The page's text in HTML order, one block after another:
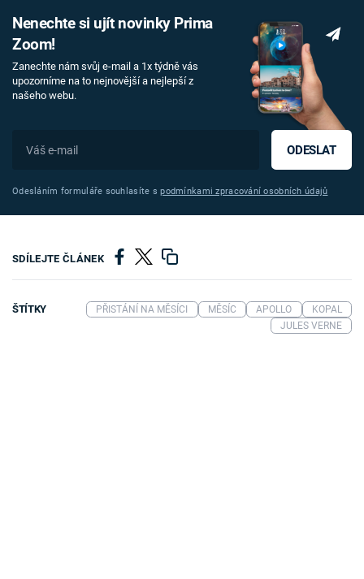
Nenechte si ujít novinky Prima
Zoom!
Zanechte nám svůj e-mail a 1x týdně vás
upozorníme na to nejnovější a nejlepší z
našeho webu.
ODESLAT
Odesláním formuláře souhlasíte spodmínkami zpracování osobních údajů
SDÍLEJTE ČLÁNEK
ŠTÍTKY PŘISTÁNÍ NA MĚSÍCI MĚSÍC APOLLO
KOPAL
JULES VERNE